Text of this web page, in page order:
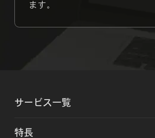
ます。
サービス一覧
特長